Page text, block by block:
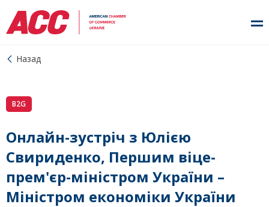
Назад
B2G
Онлайн-зустріч з Юлією
Свириденко, Першим віце-
прем'єр-міністром України –
Міністром економіки України